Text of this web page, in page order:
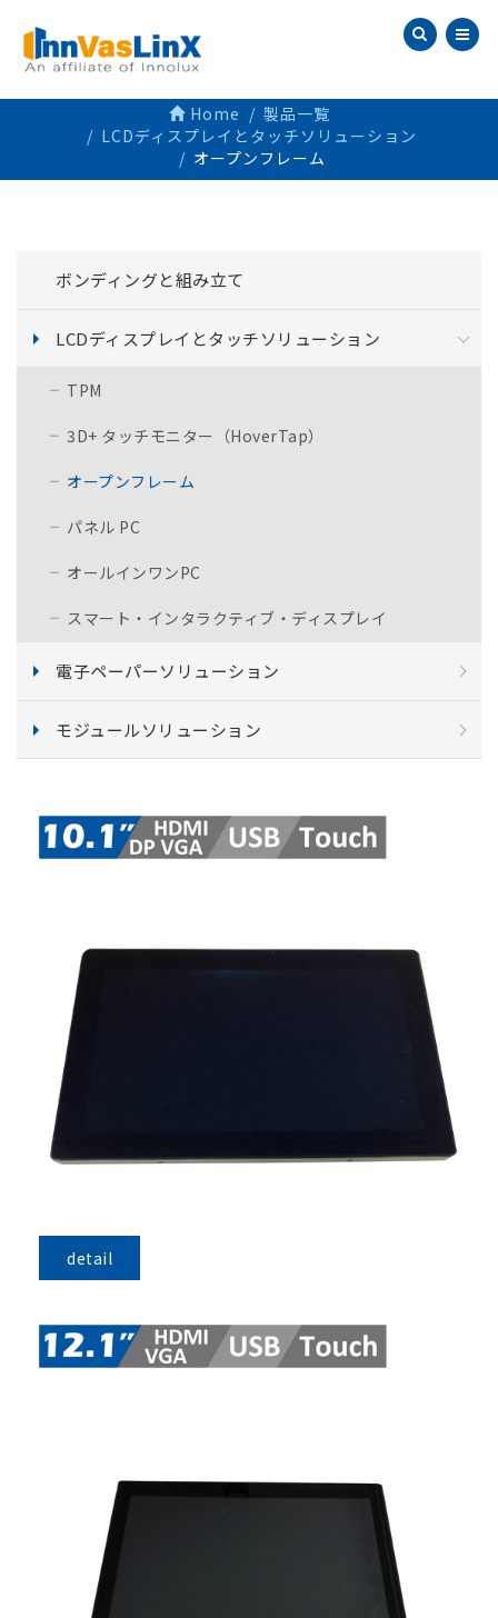
Home
製品一覧
LCDディスプレイとタッチソリューション
オープンフレーム
ボンディングと組み立て
LCDディスプレイとタッチソリューション
TPM
3D+ タッチモニター（HoverTap）
オープンフレーム
パネル PC
オールインワンPC
スマート・インタラクティブ・ディスプレイ
電子ペーパーソリューション
モジュールソリューション
detail